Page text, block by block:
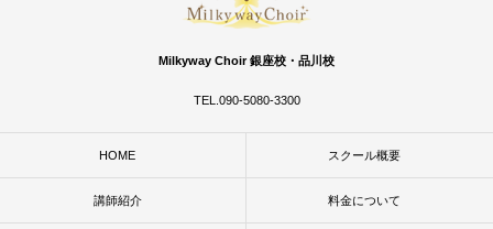
Milkyway Choir 銀座校・品川校
TEL.090-5080-3300
HOME スクール概要
講師紹介 料金について